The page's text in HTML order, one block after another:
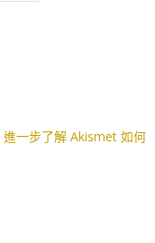
進一步了解 Akismet 如何